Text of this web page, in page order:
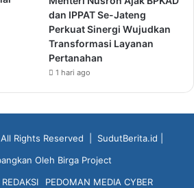
dan IPPAT Se-Jateng
Perkuat Sinergi Wujudkan
Transformasi Layanan
Pertanahan
1 hari ago
Rights Reserved | SudutBerita.id
Oleh Birga Project
REDAKSI
PEDOMAN MEDIA CYBER